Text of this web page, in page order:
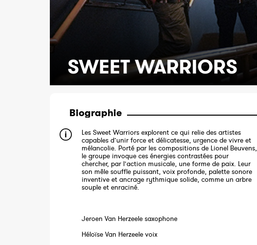
SWEET WARRIORS
Biographie
Les Sweet Warriors explorent ce qui relie des artistes
capables d’unir force et délicatesse, urgence de vivre et
mélancolie. Porté par les compositions de Lionel Beuvens,
le groupe invoque ces énergies contrastées pour
chercher, par l’action musicale, une forme de paix. Leur
son mêle souffle puissant, voix profonde, palette sonore
inventive et ancrage rythmique solide, comme un arbre
souple et enraciné.
Jeroen Van Herzeele saxophone
Héloïse Van Herzeele voix